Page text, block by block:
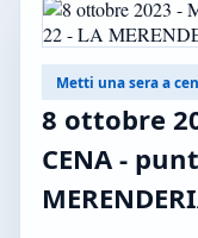
Metti una sera a
8 ottobre
CENA -